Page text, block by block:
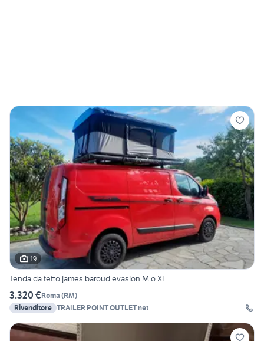
19
Tenda da tetto james baroud evasion M o XL
3.320 €Roma (RM)
Rivenditore TRAILER POINT OUTLET net